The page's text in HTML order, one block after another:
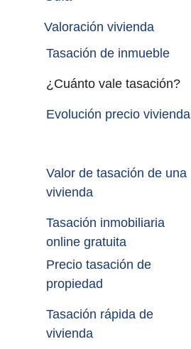
Valoración vivienda
Tasación de inmueble
Valor de tasación de una
vivienda
Tasación inmobiliaria
online gratuita
Precio tasación de
propiedad
Tasación rápida de
vivienda
¿Cuánto vale tasación?
Evolución precio vivienda